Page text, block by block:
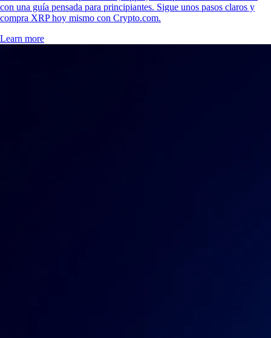
con una guía pensada para principiantes. Sigue unos pasos claros y
compra XRP hoy mismo con Crypto.com.
Learn more